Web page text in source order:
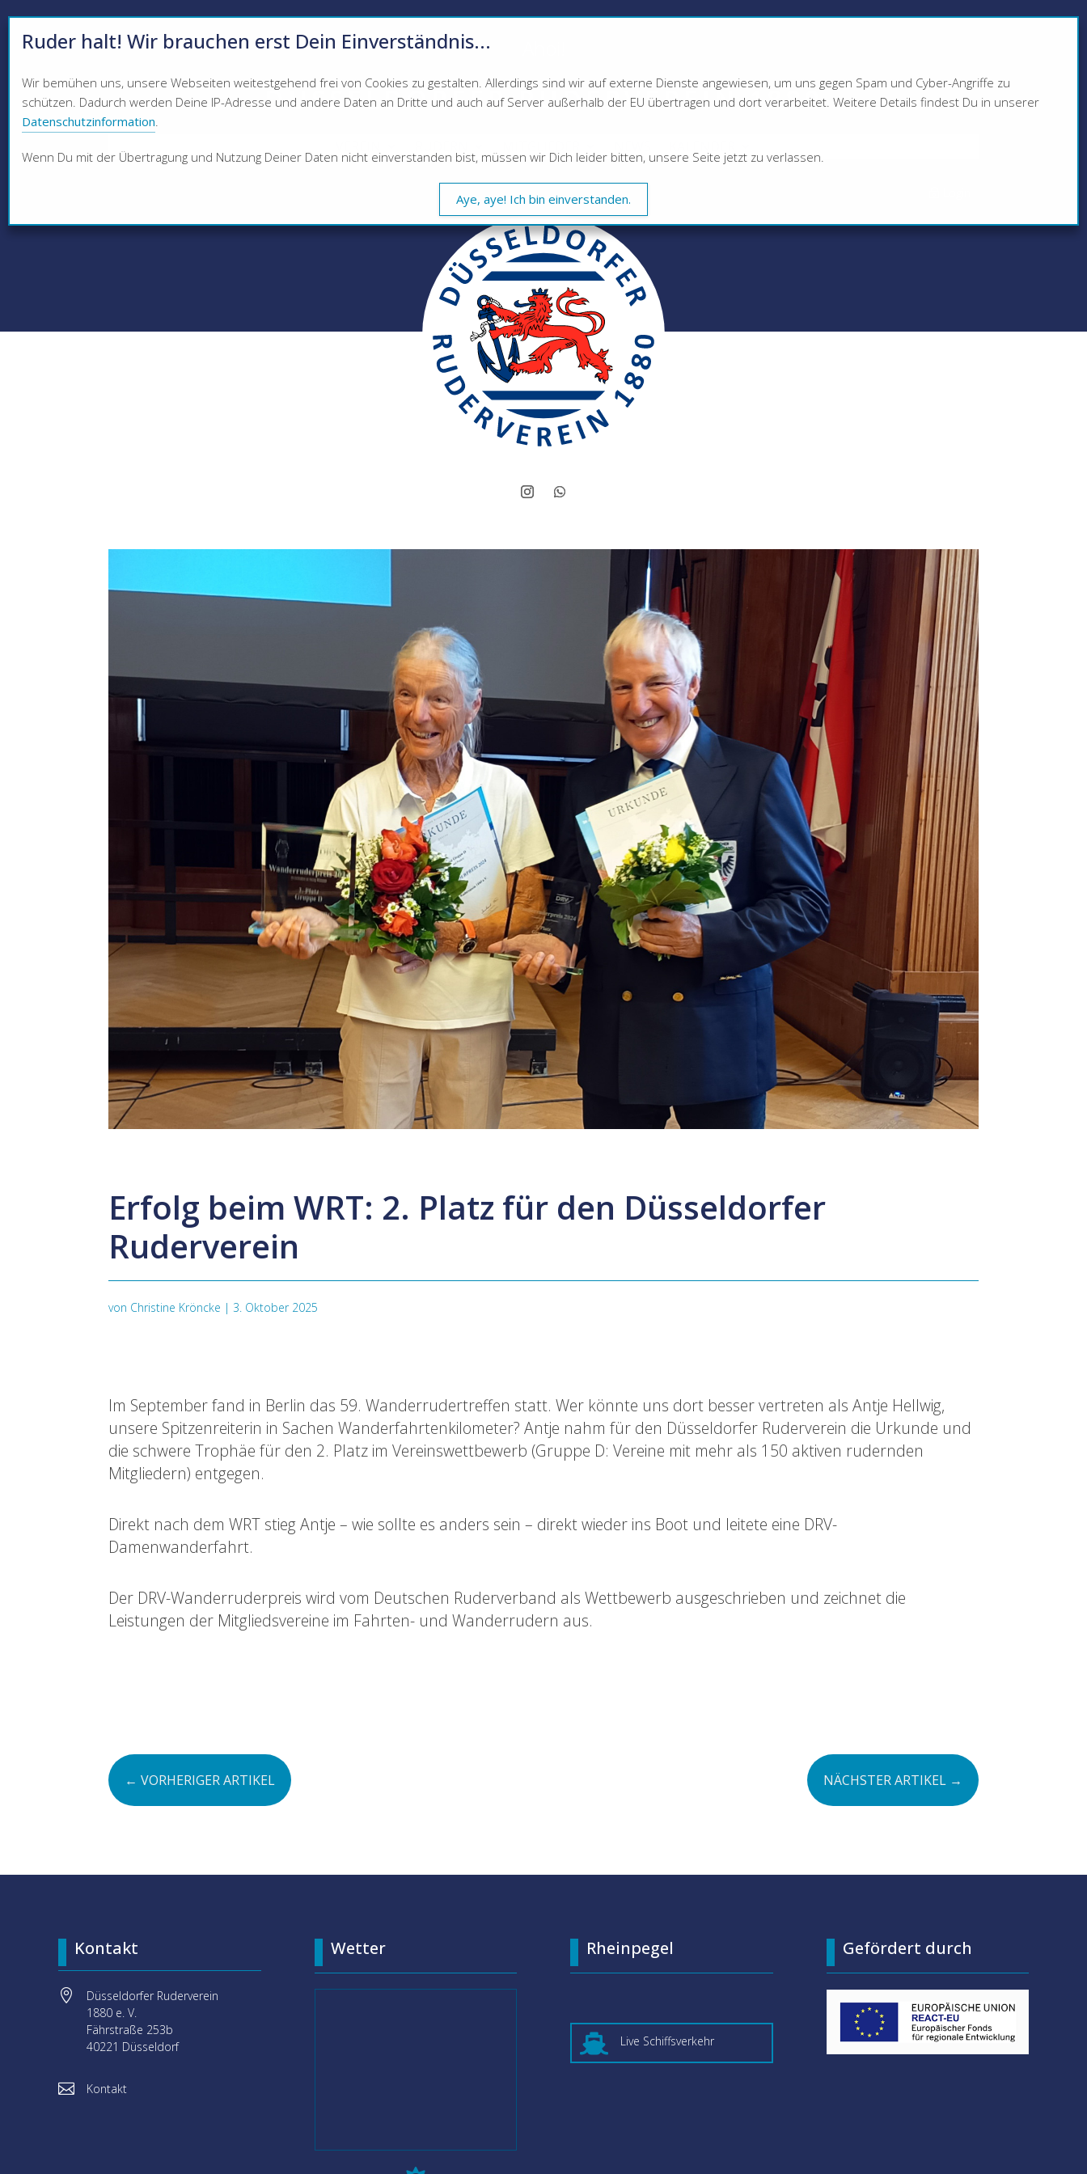
DÜSSELDORFER RUDERVEREIN 1880
Erfolg beim WRT: 2. Platz für den Düsseldorfer
Ruderverein
von Christine Kröncke | 3. Oktober 2025
Im September fand in Berlin das 59. Wanderrudertreffen statt. Wer könnte uns dort besser vertreten als Antje Hellwig,
unsere Spitzenreiterin in Sachen Wanderfahrtenkilometer? Antje nahm für den Düsseldorfer Ruderverein die Urkunde und
die schwere Trophäe für den 2. Platz im Vereinswettbewerb (Gruppe D: Vereine mit mehr als 150 aktiven rudernden
Mitgliedern) entgegen.
Direkt nach dem WRT stieg Antje – wie sollte es anders sein – direkt wieder ins Boot und leitete eine DRV-
Damenwanderfahrt.
Der DRV-Wanderruderpreis wird vom Deutschen Ruderverband als Wettbewerb ausgeschrieben und zeichnet die
Leistungen der Mitgliedsvereine im Fahrten- und Wanderrudern aus.
←VORHERIGER ARTIKEL NÄCHSTER ARTIKEL→
Kontakt

Düsseldorfer Ruderverein
1880 e. V.
Fährstraße 253b
40221 Düsseldorf
 Kontakt
Wetter Rheinpegel
 Live Schiffsverkehr
Gefördert durch
Ruder halt! Wir brauchen erst Dein Einverständnis...
Wir bemühen uns, unsere Webseiten weitestgehend frei von Cookies zu gestalten. Allerdings sind wir auf externe Dienste angewiesen, um uns gegen Spam und Cyber-Angriffe zu
schützen. Dadurch werden Deine IP-Adresse und andere Daten an Dritte und auch auf Server außerhalb der EU übertragen und dort verarbeitet. Weitere Details findest Du in unserer
Datenschutzinformation.
Wenn Du mit der Übertragung und Nutzung Deiner Daten nicht einverstanden bist, müssen wir Dich leider bitten, unsere Seite jetzt zu verlassen.
Aye, aye! Ich bin einverstanden.